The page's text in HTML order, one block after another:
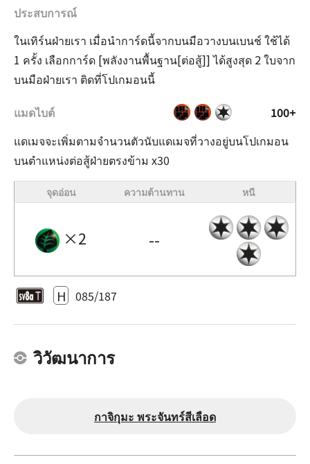
ประสบการณ์
ในเทิร์นฝ่ายเรา เมื่อนำการ์ดนี้จากบนมือวางบนเบนช์ ใช้ได้
1 ครั้ง เลือกการ์ด [พลังงานพื้นฐาน[ต่อสู้]] ได้สูงสุด 2 ใบจาก
บนมือฝ่ายเรา ติดที่โปเกมอนนี้
แมดไบต์
100+
แดเมจจะเพิ่มตามจำนวนตัวนับแดเมจที่วางอยู่บนโปเกมอน
บนตำแหน่งต่อสู้ฝ่ายตรงข้าม x30
จุดอ่อน ความต้านทาน หนี
×2 --
H 085/187
วิวัฒนาการ
กาจิกุมะ พระจันทร์สีเลือด